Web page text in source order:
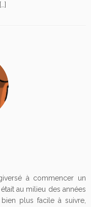
à commencer un
au milieu des années
plus facile à suivre,